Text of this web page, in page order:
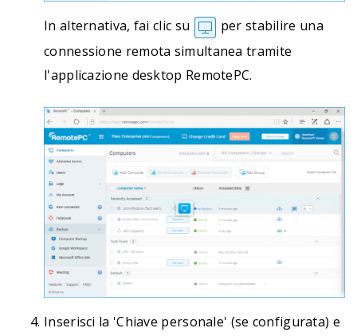
In alternativa, fai clic su
per stabilire una
connessione remota simultanea tramite
l'applicazione desktop RemotePC.
Inserisci la 'Chiave personale' (se configurata) e